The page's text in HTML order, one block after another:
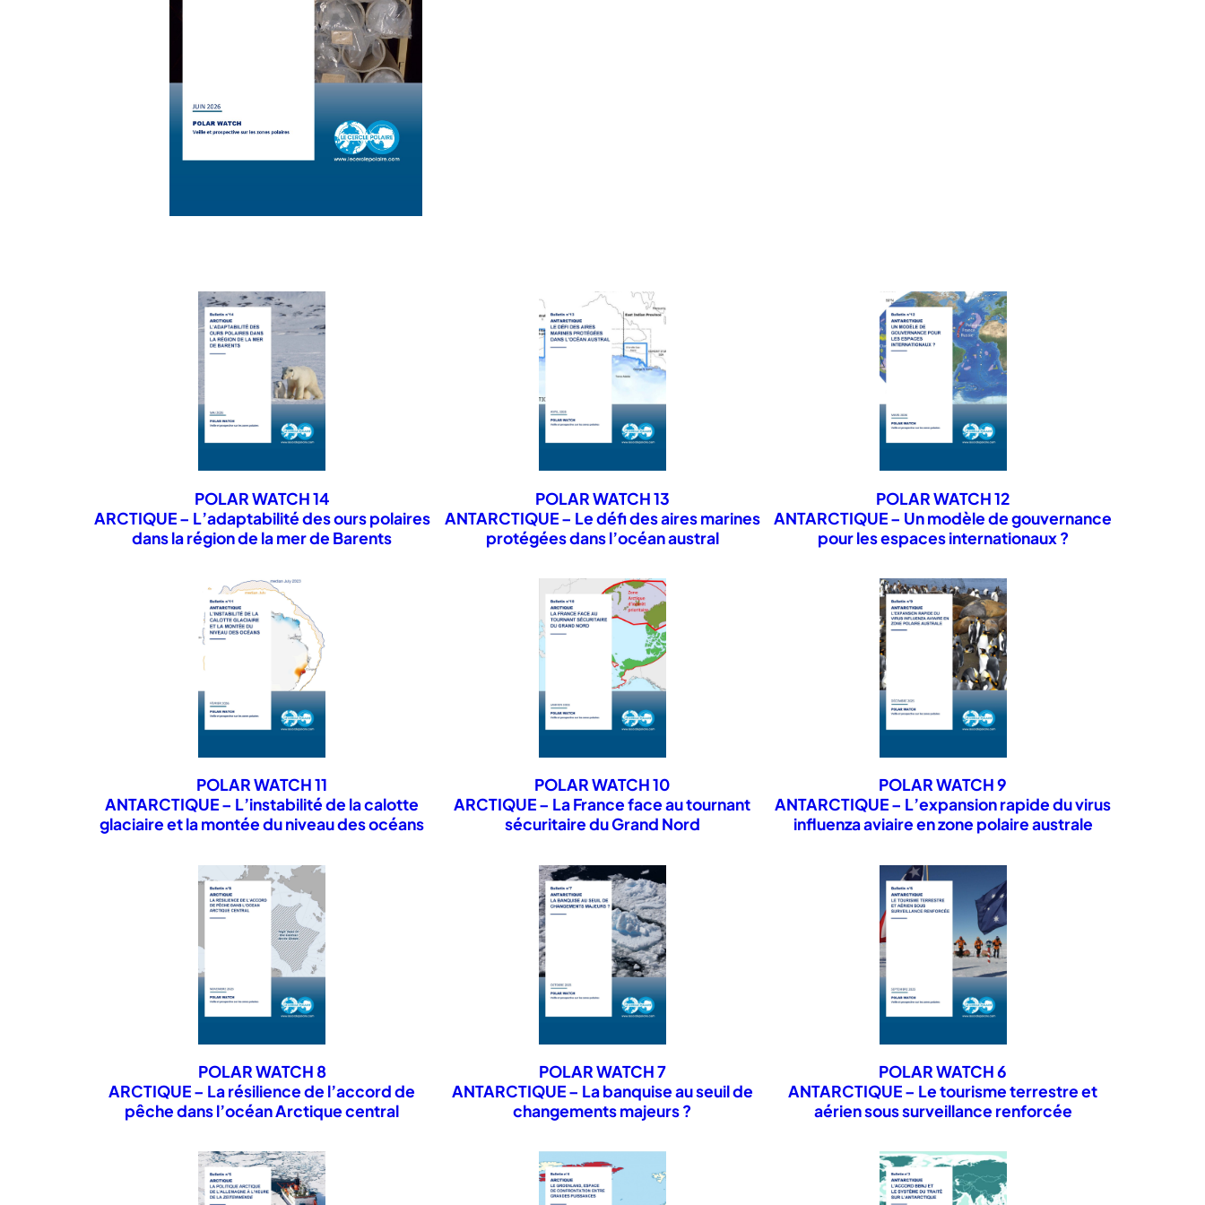
Laurent MAYET
enjeux polaires au ministère de l’Éducation nationale, FRANCE.
Paris, membre de la délégation française à la CCAMLR, FRANCE.
membre du think tankWise Pens International, co-auteur de plusieurs rapports sur
l’Arctique, FRANCE.
Alan HEMMINGS , professeur adjoint auGateway Antarctica, Université de
Canterbury, Christchurch, NOUVELLE-ZÉLANDE.
Marie-Noëlle HOUSSAIS,directrice de recherche émérite CNRS au Laboratoire
d’Océanographie et du Climat : Expérimentation et Approches Numériques
POLAR WATCH 14
ARCTIQUE – L’adaptabilité des ours polaires
dans la région de la mer de Barents
POLAR WATCH 13
ANTARCTIQUE – Le défi des aires marines
protégées dans l’océan austral
POLAR WATCH 12
ANTARCTIQUE – Un modèle de gouvernance
pour les espaces internationaux ?
POLAR WATCH 11
ANTARCTIQUE – L’instabilité de la calotte
glaciaire et la montée du niveau des océans
POLAR WATCH 10
ARCTIQUE – La France face au tournant
sécuritaire du Grand Nord
POLAR WATCH 9
ANTARCTIQUE – L’expansion rapide du virus
influenza aviaire en zone polaire australe
POLAR WATCH 8
ARCTIQUE – La résilience de l’accord de
pêche dans l’océan Arctique central
POLAR WATCH 7
ANTARCTIQUE – La banquise au seuil de
changements majeurs ?
POLAR WATCH 6
ANTARCTIQUE – Le tourisme terrestre et
aérien sous surveillance renforcée